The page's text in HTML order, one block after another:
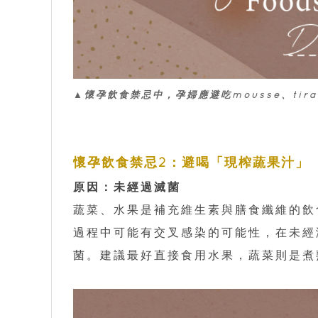
▲懷孕飲食禁忌中，孕婦應避吃mousse、
懷孕飲食禁忌2：避喝「現榨蔬果汁」
原因：未經過滅菌
蔬菜、水果是補充維生素與膳食纖維的
過程中可能有交叉感染的可能性，在未
菌。建議最好直接食用水果，蔬菜則是